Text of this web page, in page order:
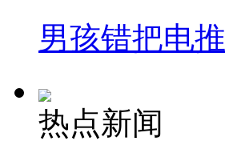
男孩错把电
热点新闻